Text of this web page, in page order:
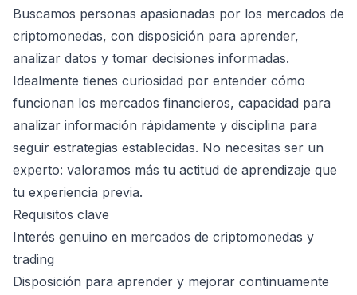
Buscamos personas apasionadas por los mercados de
criptomonedas, con disposición para aprender,
analizar datos y tomar decisiones informadas.
Idealmente tienes curiosidad por entender cómo
funcionan los mercados financieros, capacidad para
analizar información rápidamente y disciplina para
seguir estrategias establecidas. No necesitas ser un
experto: valoramos más tu actitud de aprendizaje que
tu experiencia previa.
Requisitos clave
Interés genuino en mercados de criptomonedas y
trading
Disposición para aprender y mejorar continuamente